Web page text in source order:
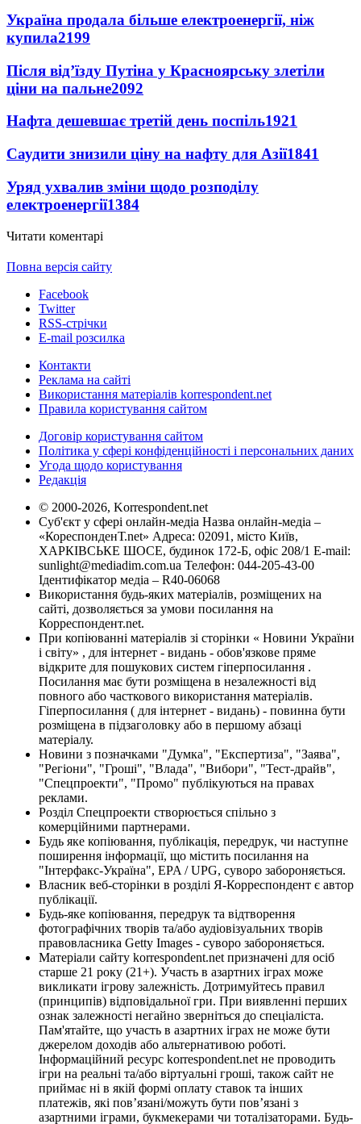
Україна продала більше електроенергії, ніж
купила2199
Після від’їзду Путіна у Красноярську злетіли
ціни на пальне2092
Нафта дешевшає третій день поспіль1921
Саудити знизили ціну на нафту для Азії1841
Уряд ухвалив зміни щодо розподілу
електроенергії1384
Читати коментарі
Повна версія сайту
Facebook
Twitter
RSS-стрічки
E-mail розсилка
Контакти
Реклама на сайті
Використання матеріалів korrespondent.net
Правила користування сайтом
Договір користування сайтом
Політика у сфері конфіденційності і персональних даних
Угода щодо користування
Редакція
© 2000-2026, Korrespondent.net
Суб'єкт у сфері онлайн-медіа Назва онлайн-медіа –
«КореспонденТ.net» Адреса: 02091, місто Київ,
ХАРКІВСЬКЕ ШОСЕ, будинок 172-Б, офіс 208/1 E-mail:
sunlight@mediadim.com.ua Телефон: 044-205-43-00
Ідентифікатор медіа – R40-06068
Використання будь-яких матеріалів, розміщених на
сайті, дозволяється за умови посилання на
Корреспондент.net.
При копіюванні матеріалів зі сторінки « Новини України
і світу» , для інтернет - видань - обов'язкове пряме
відкрите для пошукових систем гіперпосилання .
Посилання має бути розміщена в незалежності від
повного або часткового використання матеріалів.
Гіперпосилання ( для інтернет - видань) - повинна бути
розміщена в підзаголовку або в першому абзаці
матеріалу.
Новини з позначками "Думка", "Експертиза", "Заява",
"Регіони", "Гроші", "Влада", "Вибори", "Тест-драйв",
"Спецпроекти", "Промо" публікуються на правах
реклами.
Розділ Спецпроекти створюється спільно з
комерційними партнерами.
Будь яке копіювання, публікація, передрук, чи наступне
поширення інформації, що містить посилання на
"Інтерфакс-Україна", EPA / UPG, суворо забороняється.
Власник веб-сторінки в розділі Я-Корреспондент є автор
публікації.
Будь-яке копіювання, передрук та відтворення
фотографічних творів та/або аудіовізуальних творів
правовласника Getty Images - суворо забороняється.
Матеріали сайту korrespondent.net призначені для осіб
старше 21 року (21+). Участь в азартних іграх може
викликати ігрову залежність. Дотримуйтесь правил
(принципів) відповідальної гри. При виявленні перших
ознак залежності негайно зверніться до спеціаліста.
Пам'ятайте, що участь в азартних іграх не може бути
джерелом доходів або альтернативою роботі.
Інформаційний ресурс korrespondent.net не проводить
ігри на реальні та/або віртуальні гроші, також сайт не
приймає ні в якій формі оплату ставок та інших
платежів, які пов’язані/можуть бути пов’язані з
азартними іграми, букмекерами чи тоталізаторами. Будь-